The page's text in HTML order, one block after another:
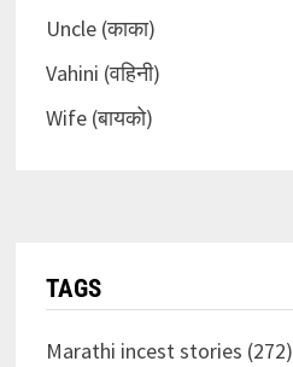
Uncle (काका)
Vahini (वहिनी)
Wife (बायको)
TAGS
Marathi incest stories (272)